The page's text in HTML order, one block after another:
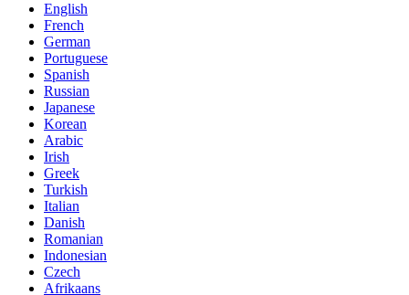
English
French
German
Portuguese
Spanish
Russian
Japanese
Korean
Arabic
Irish
Greek
Turkish
Italian
Danish
Romanian
Indonesian
Czech
Afrikaans